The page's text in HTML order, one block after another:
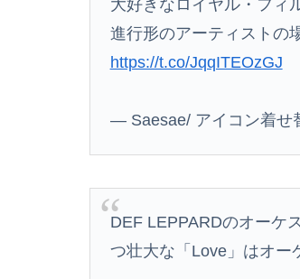
大好きなロイヤル・フィ
進行形のアーティストの
https://t.co/JqqITEOzGJ
— Saesae/ アイコン着せ
DEF LEPPARDのオーケ
つ壮大な「Love」はオー